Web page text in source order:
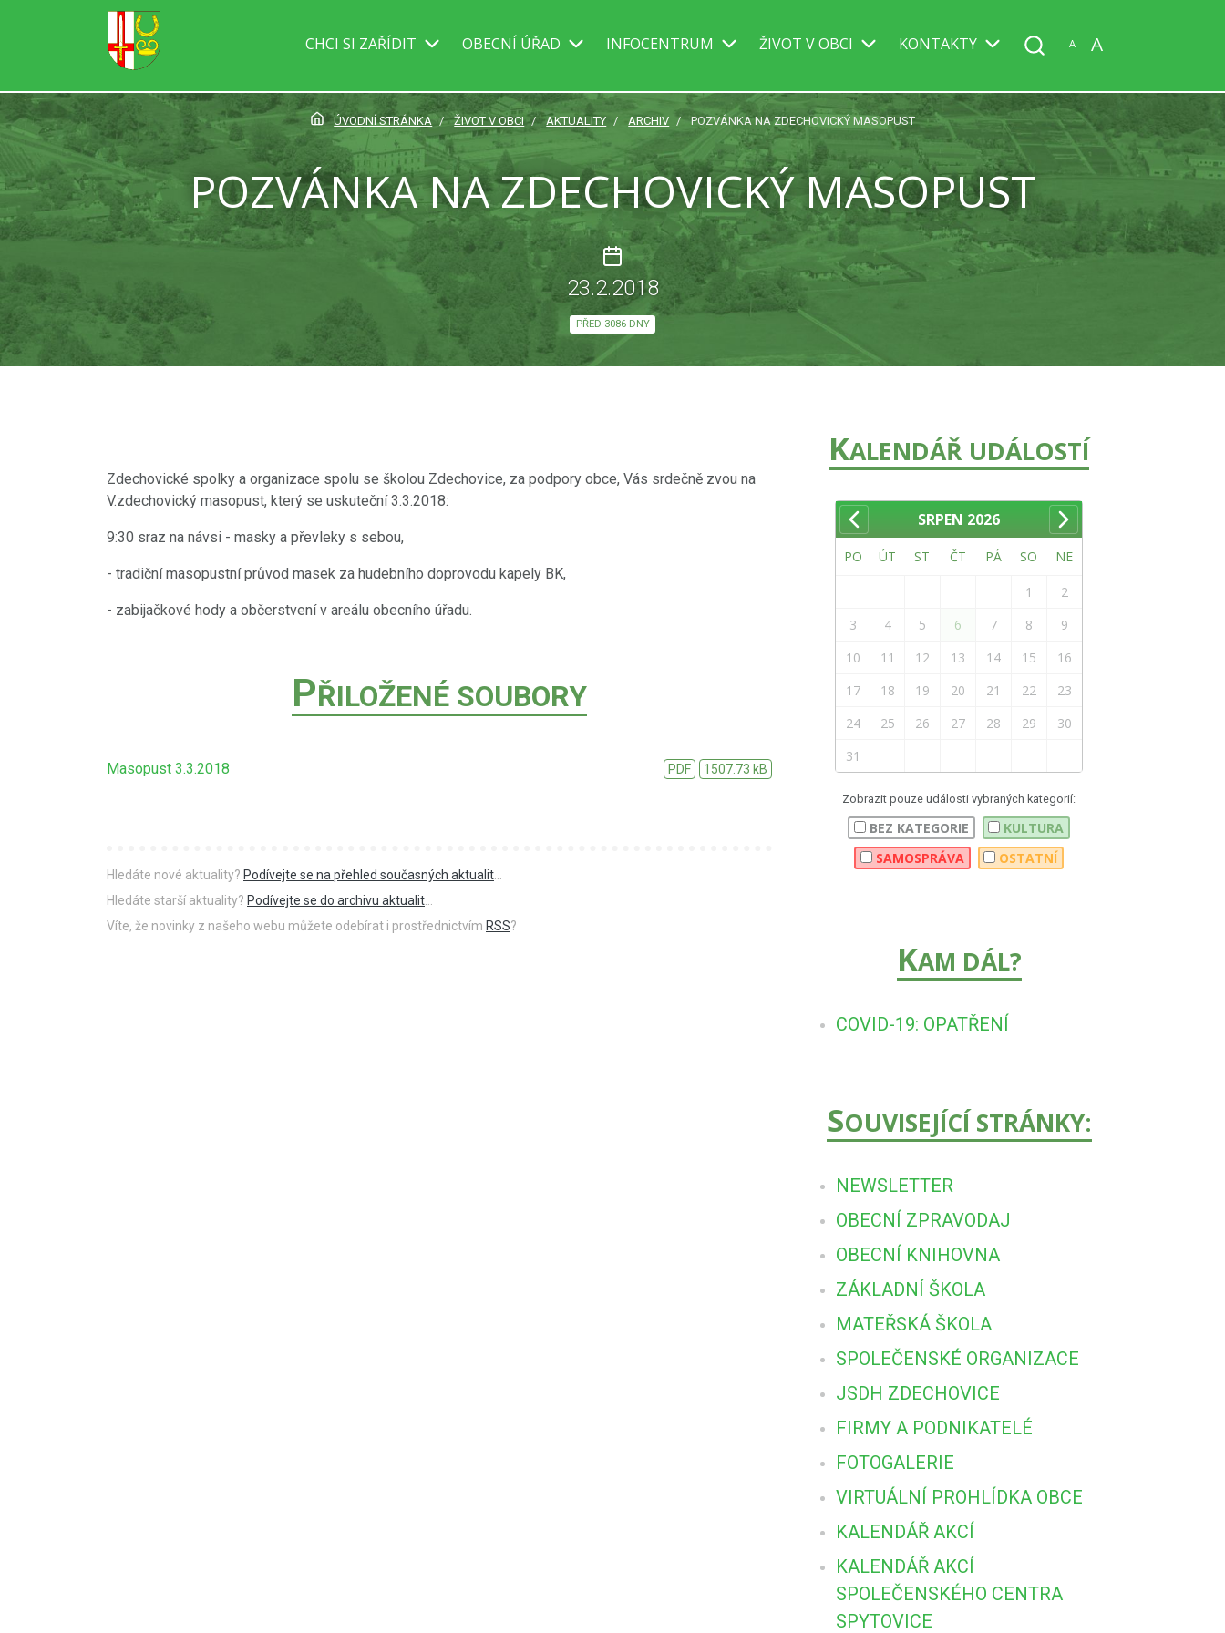
CHCI SI ZAŘÍDIT OBECNÍ ÚŘAD INFOCENTRUM ŽIVOT V OBCI KONTAKTY A A
ÚVODNÍ STRÁNKA ŽIVOT V OBCI AKTUALITY ARCHIV POZVÁNKA NA ZDECHOVICKÝ MASOPUST
POZVÁNKA NA ZDECHOVICKÝ MASOPUST
23.2.2018
PŘED 3086 DNY
Zdechovické spolky a organizace spolu se školou Zdechovice, za podpory obce, Vás srdečně zvou na
V.zdechovický masopust, který se uskuteční 3.3.2018:
9:30 sraz na návsi - masky a převleky s sebou,
- tradiční masopustní průvod masek za hudebního doprovodu kapely BK,
- zabijačkové hody a občerstvení v areálu obecního úřadu.
PŘILOŽENÉ SOUBORY
Masopust 3.3.2018 PDF 1507.73 kB
Hledáte nové aktuality? Podívejte se na přehled současných aktualit
Hledáte starší aktuality? Podívejte se do archivu aktualit
Víte, že novinky z našeho webu můžete odebírat i prostřednictvím RSS?
KALENDÁŘ UDÁLOSTÍ
SRPEN 2026
PO ÚT ST ČT PÁ SO NE
1
2
3
4 5 6 7 8
9
10
11 12 13 14 15
16
17
18 19 20 21 22
23
24
25 26 27 28 29
30
31
Zobrazit pouze události vybraných kategorií:
BEZ KATEGORIE
KULTURA
SAMOSPRÁVA
OSTATNÍ
KAM DÁL?
COVID-19: OPATŘENÍ
SOUVISEJÍCÍ STRÁNKY:
NEWSLETTER
OBECNÍ ZPRAVODAJ
OBECNÍ KNIHOVNA
ZÁKLADNÍ ŠKOLA
MATEŘSKÁ ŠKOLA
SPOLEČENSKÉ ORGANIZACE
JSDH ZDECHOVICE
FIRMY A PODNIKATELÉ
FOTOGALERIE
VIRTUÁLNÍ PROHLÍDKA OBCE
KALENDÁŘ AKCÍ
KALENDÁŘ AKCÍ
SPOLEČENSKÉHO CENTRA
SPYTOVICE